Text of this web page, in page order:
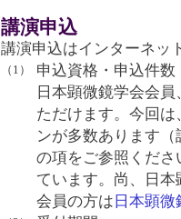
講演申込
講演申込はインターネッ
（1）
申込資格・申込件数
日本顕微鏡学会会
ただけます。今回
ンが多数あります
の項をご参照くだ
ています。尚、日
会員の方は 日本顕